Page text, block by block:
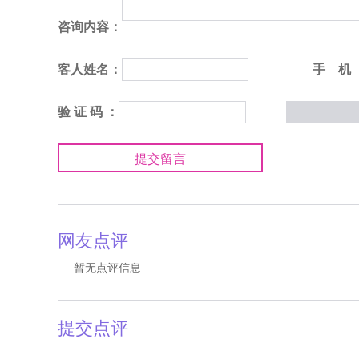
咨询内容：
客人姓名： 手 机
验 证 码 ：
提交留言
网友点评
暂无点评信息
提交点评